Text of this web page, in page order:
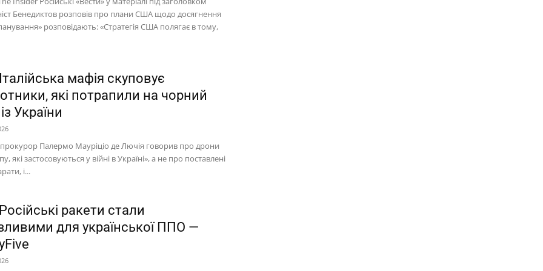
Бенедиктов розповів про плани США щодо досягнення
розповідають: «Стратегія США полягає в тому,
мафія скуповує
які потрапили на чорний
України
Палермо Мауріціо де Лючія говорив про дрони
які застосовуються у війні в Україні», а не про поставлені
і...
ракети стали
для української ППО —